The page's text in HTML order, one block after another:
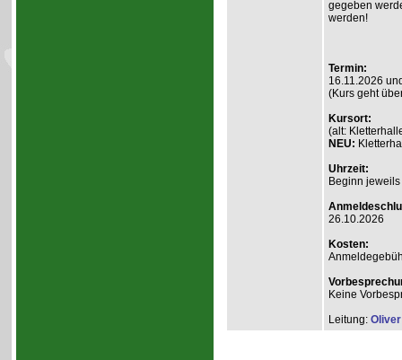
gegeben
werden!
Termin:
16.11.2026
(Kurs geht
Kursort:
(alt:
NEU:
Uhrzeit:
Beginn
26.10.2026
Kosten:
Keine
Leitung: